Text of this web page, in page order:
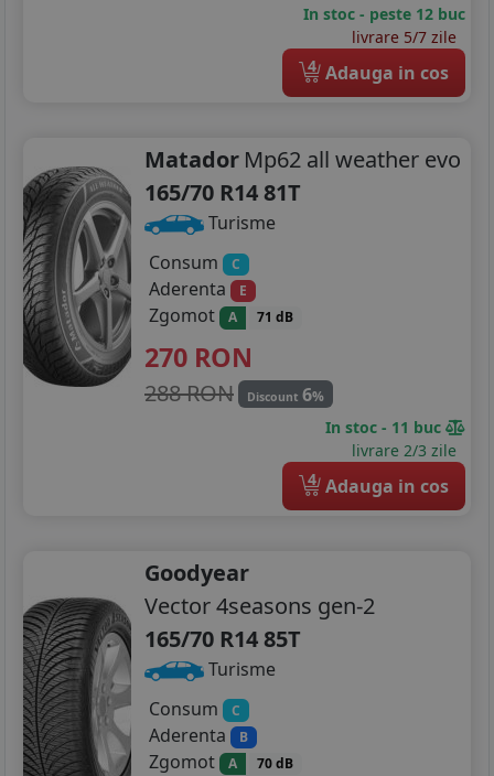
In stoc - peste 12 buc
livrare 5/7 zile
4 Adauga in cos
Matador Mp62 all weather evo
165/70 R14 81T
Turisme
Consum
C
Aderenta E
Zgomot A 71 dB
270 RON
288 RON Discount 6%
In stoc - 11 buc
livrare 2/3 zile
4 Adauga in cos
Goodyear
Vector 4seasons gen-2
165/70 R14 85T
Turisme
Consum
C
Aderenta B
Zgomot A 70 dB